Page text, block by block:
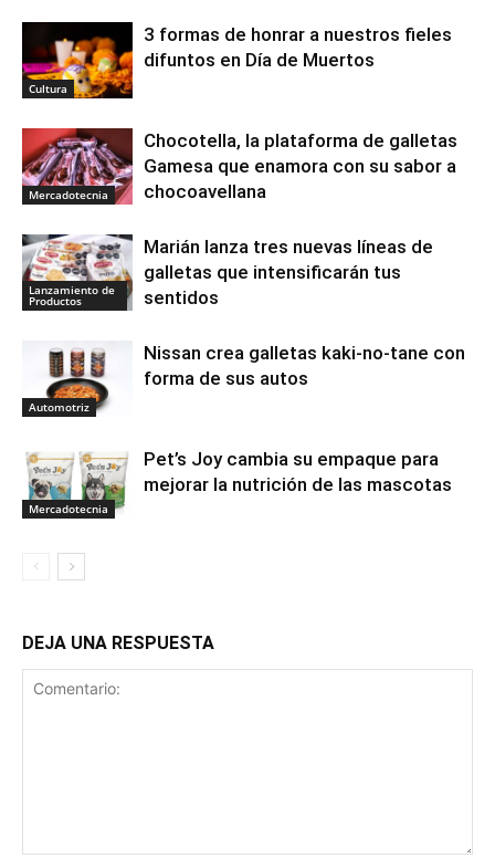
Cultura
3 formas de honrar a nuestros fieles
difuntos en Día de Muertos
Mercadotecnia
Chocotella, la plataforma de galletas
Gamesa que enamora con su sabor a
chocoavellana
Lanzamiento de
Productos
Marián lanza tres nuevas líneas de
galletas que intensificarán tus
sentidos
Automotriz
Nissan crea galletas kaki-no-tane con
forma de sus autos
Mercadotecnia
Pet’s Joy cambia su empaque para
mejorar la nutrición de las mascotas
DEJA UNA RESPUESTA